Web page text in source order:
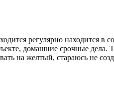
регулярно находится в
домашние срочные дела.
на желтый, стараюсь не